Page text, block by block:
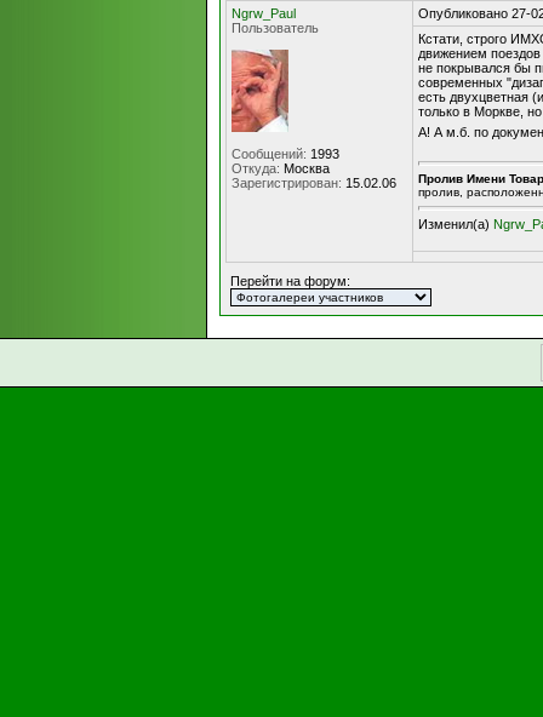
Ngrw_Paul
Пользователь
Сообщений: 1993
Откуда: Москва
Зарегистрирован: 15.02.06
Опубликовано 27-
Кстати, строго
движением
не покрывался бы
современных
есть двухцветная
только в Моркве,
А! А м.б. по
Пролив Имени
пролив,
Изменил(а)
Перейти на форум: